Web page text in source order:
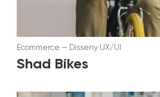
Ecommerce — Disseny UX/UI
Shad Bikes